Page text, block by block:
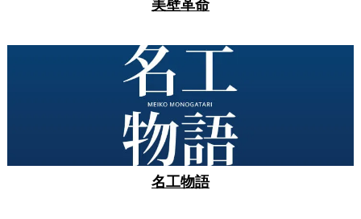
美壁革命
名工物語